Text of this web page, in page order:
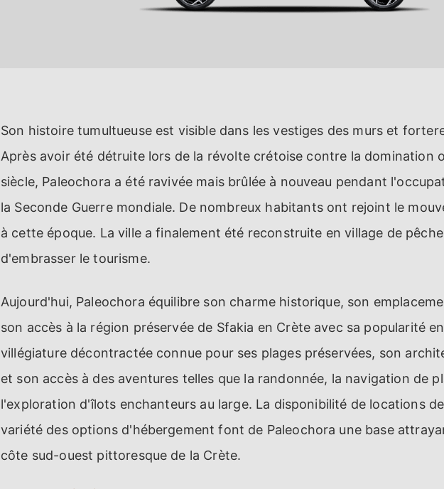
Son histoire tumultueuse est visible dans les vestiges des murs et
Après avoir été détruite lors de la révolte crétoise contre la domination
siècle, Paleochora a été ravivée mais brûlée à nouveau pendant
la Seconde Guerre mondiale. De nombreux habitants ont rejoint le
à cette époque. La ville a finalement été reconstruite en village de
d'embrasser le tourisme.
Aujourd'hui, Paleochora équilibre son charme historique, son
son accès à la région préservée de Sfakia en Crète avec sa popularité
villégiature décontractée connue pour ses plages préservées, son
et son accès à des aventures telles que la randonnée, la navigation de
l'exploration d'îlots enchanteurs au large. La disponibilité de locations
variété des options d'hébergement font de Paleochora une base
côte sud-ouest pittoresque de la Crète.